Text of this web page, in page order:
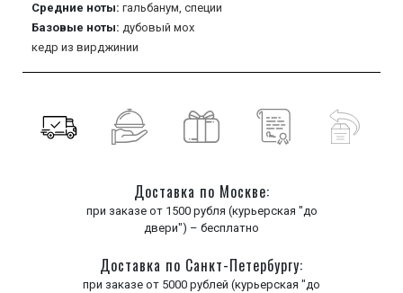
Средние ноты: гальбанум, специи
Базовые ноты: дубовый мох
кедр из вирджинии
Доставка по Москве:
при заказе от 1500 рубля (курьерская "до
двери") – бесплатно
Доставка по Санкт-Петербургу:
при заказе от 5000 рублей (курьерская "до